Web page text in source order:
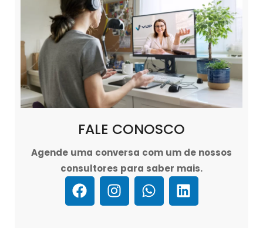
FALE CONOSCO
Agende uma conversa com um de nossos
consultores para saber mais.